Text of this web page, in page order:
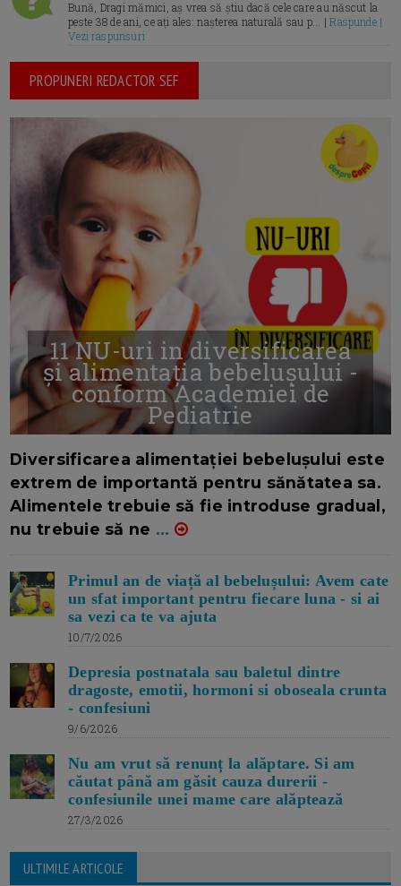
Bună, Dragi mămici, aș vrea să știu dacă cele care au născut la
peste 38 de ani, ce ați ales: nașterea naturală sau p... |Raspunde |
Vezi raspunsuri
PROPUNERI REDACTOR SEF
11 NU-uri in diversificarea
și alimentația bebelușului -
conform Academiei de
Pediatrie
Diversificarea alimentației bebelușului este
extrem de importantă pentru sănătatea sa.
Alimentele trebuie să fie introduse gradual,
nu trebuie să ne ...
Primul an de viață al bebelușului: Avem cate
un sfat important pentru fiecare luna - si ai
sa vezi ca te va ajuta
10/7/2026
Depresia postnatala sau baletul dintre
dragoste, emotii, hormoni si oboseala crunta
- confesiuni
9/6/2026
Nu am vrut să renunț la alăptare. Si am
căutat până am găsit cauza durerii -
confesiunile unei mame care alăptează
27/3/2026
ULTIMILE ARTICOLE